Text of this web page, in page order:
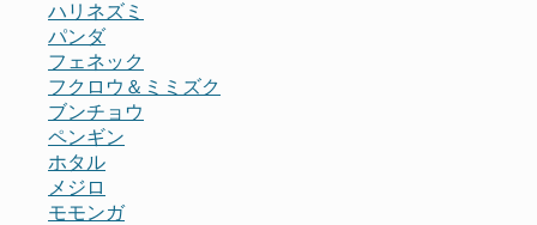
ハリネズミ
パンダ
フェネック
フクロウ＆ミミズク
ブンチョウ
ペンギン
ホタル
メジロ
モモンガ